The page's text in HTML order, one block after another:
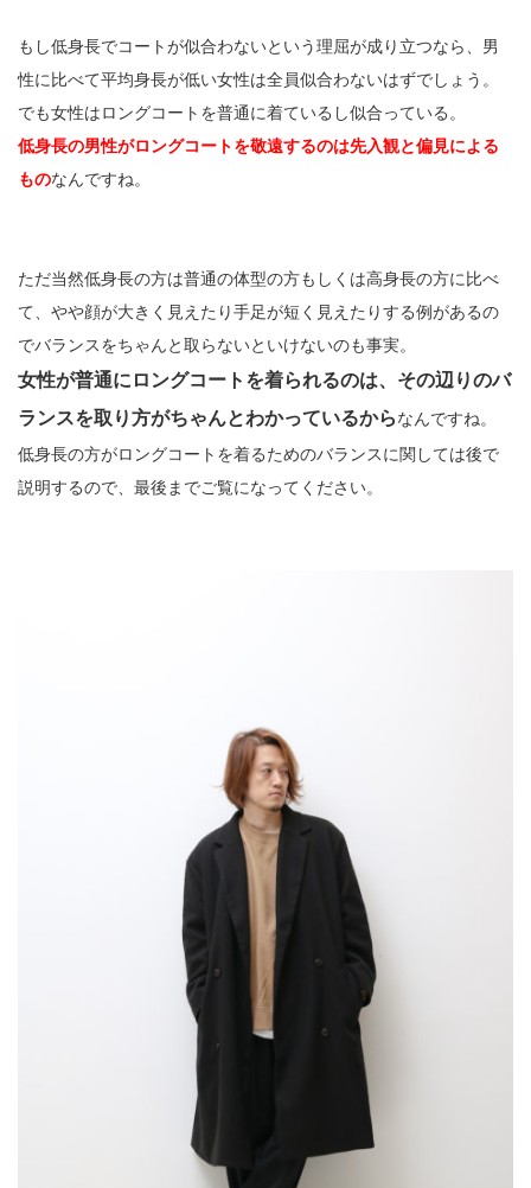
もし低身長でコートが似合わないという理屈が成り立つなら、男
性に比べて平均身長が低い女性は全員似合わないはずでしょう。
でも女性はロングコートを普通に着ているし似合っている。
低身長の男性がロングコートを敬遠するのは先入観と偏見による
ものなんですね。
ただ当然低身長の方は普通の体型の方もしくは高身長の方に比べ
て、やや顔が大きく見えたり手足が短く見えたりする例があるの
でバランスをちゃんと取らないといけないのも事実。
女性が普通にロングコートを着られるのは、その辺りのバ
ランスを取り方がちゃんとわかっているからなんですね。
低身長の方がロングコートを着るためのバランスに関しては後で
説明するので、最後までご覧になってください。